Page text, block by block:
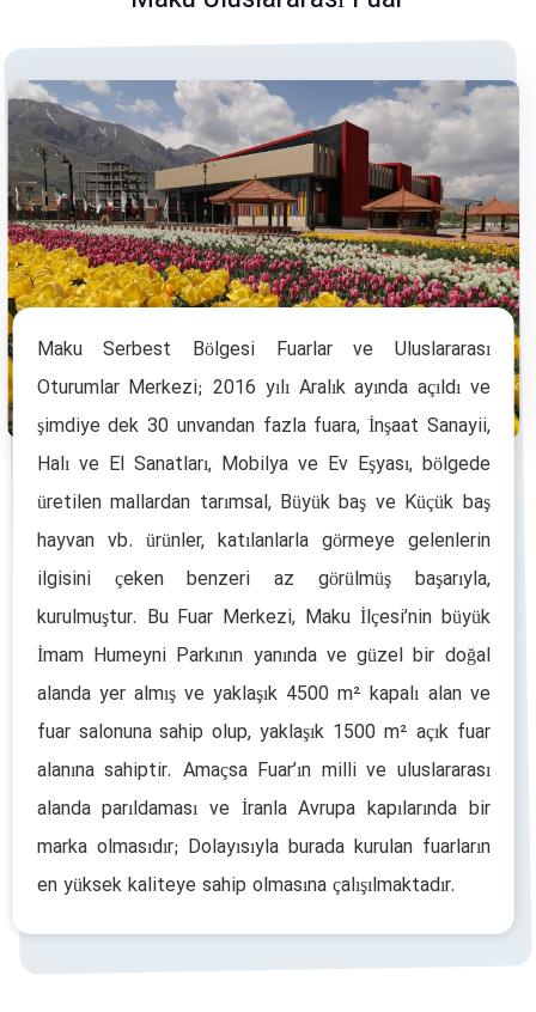
Maku Serbest Bölgesi Fuarlar ve Uluslararası
Oturumlar Merkezi; 2016 yılı Aralık ayında açıldı ve
şimdiye dek 30 unvandan fazla fuara, İnşaat Sanayii,
Halı ve El Sanatları, Mobilya ve Ev Eşyası, bölgede
üretilen mallardan tarımsal, Büyük baş ve Küçük baş
hayvan vb. ürünler, katılanlarla görmeye gelenlerin
ilgisini çeken benzeri az görülmüş başarıyla,
kurulmuştur. Bu Fuar Merkezi, Maku İlçesi’nin büyük
İmam Humeyni Parkının yanında ve güzel bir doğal
alanda yer almış ve yaklaşık 4500 m² kapalı alan ve
fuar salonuna sahip olup, yaklaşık 1500 m² açık fuar
alanına sahiptir. Amaçsa Fuar’ın milli ve uluslararası
alanda parıldaması ve İranla Avrupa kapılarında bir
marka olmasıdır; Dolayısıyla burada kurulan fuarların
en yüksek kaliteye sahip olmasına çalışılmaktadır.